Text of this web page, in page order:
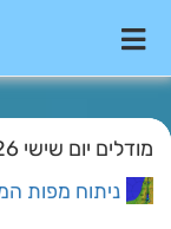
מודלים יום שישי 2/1/2026
ניתוח מפות